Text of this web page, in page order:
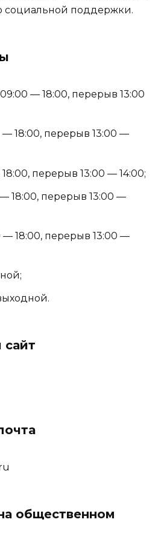
социальной поддержки.
— 18:00, перерыв 13:00
— 18:00, перерыв 13:00 —
перерыв 13:00 — 14:00;
18:00, перерыв 13:00 —
— 18:00, перерыв 13:00 —
общественном